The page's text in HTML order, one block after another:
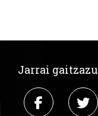
Jarrai gaitzazu